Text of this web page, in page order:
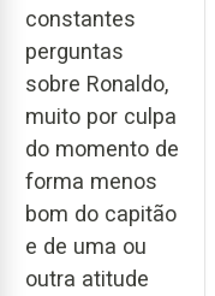
constantes
perguntas
sobre Ronaldo,
muito por culpa
do momento de
forma menos
bom do capitão
e de uma ou
outra atitude